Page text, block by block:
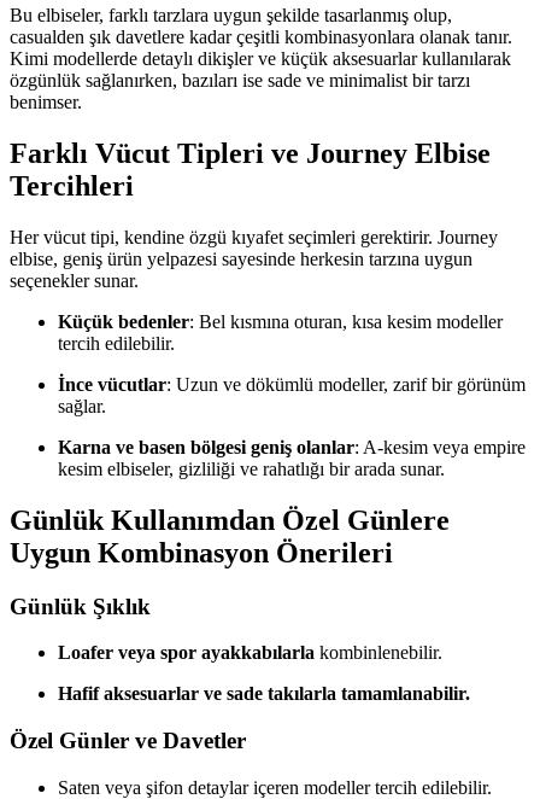
Bu elbiseler, farklı tarzlara uygun şekilde tasarlanmış olup,
casualden şık davetlere kadar çeşitli kombinasyonlara olanak tanır.
Kimi modellerde detaylı dikişler ve küçük aksesuarlar kullanılarak
özgünlük sağlanırken, bazıları ise sade ve minimalist bir tarzı
benimser.
Farklı Vücut Tipleri ve Journey Elbise
Tercihleri
Her vücut tipi, kendine özgü kıyafet seçimleri gerektirir. Journey
elbise, geniş ürün yelpazesi sayesinde herkesin tarzına uygun
seçenekler sunar.
Küçük bedenler: Bel kısmına oturan, kısa kesim modeller
tercih edilebilir.
İnce vücutlar: Uzun ve dökümlü modeller, zarif bir görünüm
sağlar.
Karna ve basen bölgesi geniş olanlar: A-kesim veya empire
kesim elbiseler, gizliliği ve rahatlığı bir arada sunar.
Günlük Kullanımdan Özel Günlere
Uygun Kombinasyon Önerileri
Günlük Şıklık
Loafer veya spor ayakkabılarla kombinlenebilir.
Hafif aksesuarlar ve sade takılarla tamamlanabilir.
Özel Günler ve Davetler
Saten veya şifon detaylar içeren modeller tercih edilebilir.